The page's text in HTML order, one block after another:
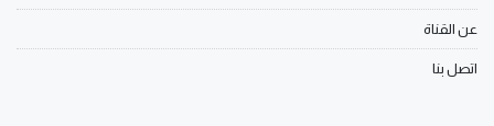
عن القناة
اتصل بنا